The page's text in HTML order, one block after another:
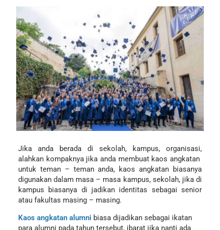
Jika anda berada di sekolah, kampus, organisasi,
alahkan kompaknya jika anda membuat kaos angkatan
untuk teman – teman anda, kaos angkatan biasanya
digunakan dalam masa – masa kampus, sekolah, jika di
kampus biasanya di jadikan identitas sebagai senior
atau fakultas masing – masing.
Kaos angkatan alumni biasa dijadikan sebagai ikatan
para alumni pada tahun tersebut, ibarat jika nanti ada